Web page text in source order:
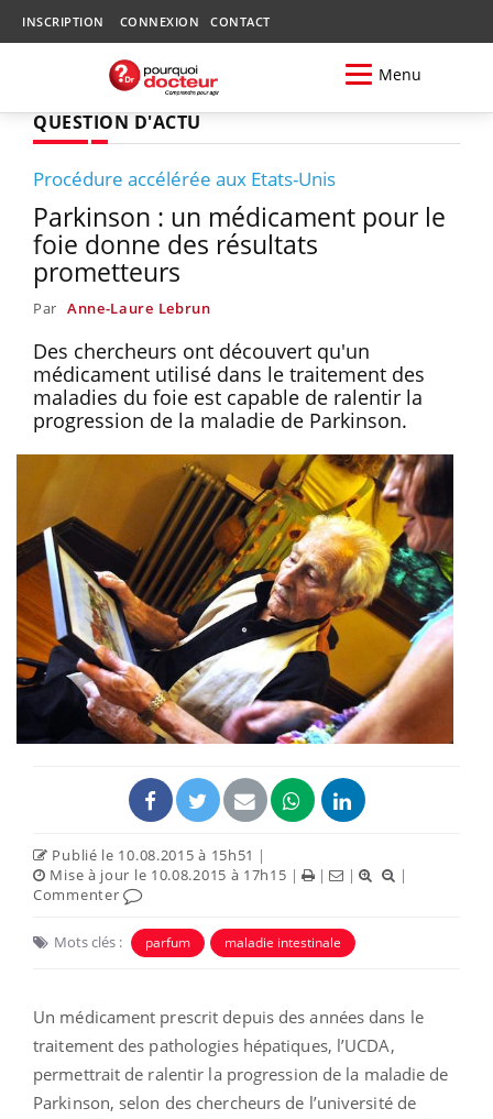
INSCRIPTION CONNEXION CONTACT
Menu
QUESTION D'ACTU
Procédure accélérée aux Etats-Unis
Parkinson : un médicament pour le
foie donne des résultats
prometteurs
Par Anne-Laure Lebrun
Des chercheurs ont découvert qu'un
médicament utilisé dans le traitement des
maladies du foie est capable de ralentir la
progression de la maladie de Parkinson.
Publié le 10.08.2015 à 15h51 |
Mise à jour le 10.08.2015 à 17h15 | | |
|
Commenter
Mots clés : parfum maladie intestinale
Un médicament prescrit depuis des années dans le
traitement des pathologies hépatiques, l’UCDA,
permettrait de ralentir la progression de la maladie de
Parkinson, selon des chercheurs de l’université de